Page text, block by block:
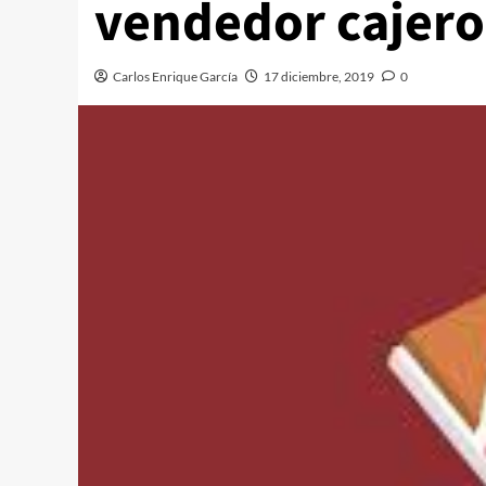
vendedor
Carlos Enrique García 17 diciembre, 2019 0